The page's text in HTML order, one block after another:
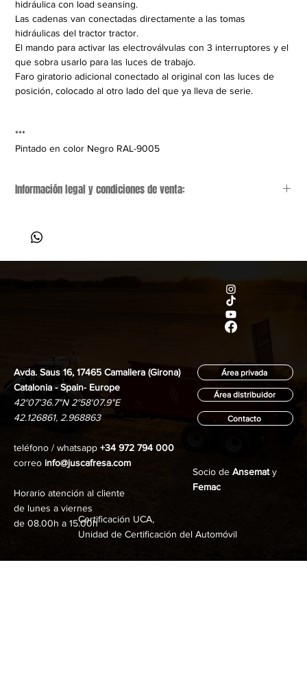
hidráulica con load seansing.
Las cadenas van conectadas directamente a las tomas
hidráulicas del tractor tractor.
El mando para activar las electroválvulas con 3 interruptores y el
que sobra usarlo para las luces de trabajo.
Faro giratorio adicional conectado al original con las luces de
posición, colocado al otro lado del que ya lleva de serie.
***
Pintado en color Negro RAL-9005
Información legal y condiciones de venta:
El precio indicado
, gastos de transporte (condiciones EXW:
recogida a cargo del comprador) ni tasas de gestión por
actual. Al ser un vehículo de segunda mano, presenta el
desgaste estético y mecánico lógico por uso y
antigüedad.
Avda. Saus 16, 17465 Camallera (Girona)
Catalonia - Spain- Europe
42°07'36.7"N 2°58'07.9"E
42.126861, 2.968863
teléfono / whatsapp+34 972 794 000
correo info@juscafresa.com
Horario atención al cliente
de lunes a viernes
de 08.00h a 15.00hCertificación UCA,
Unidad de Certificación del Automóvil
Área privada
Área distribuidor
Contacto
Socio de Ansematy
Femac